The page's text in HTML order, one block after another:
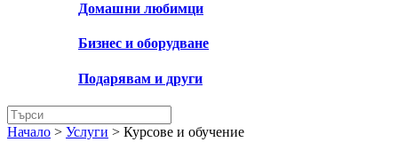
Домашни любимци
Бизнес и оборудване
Подарявам и други
Начало > Услуги > Курсове и обучение